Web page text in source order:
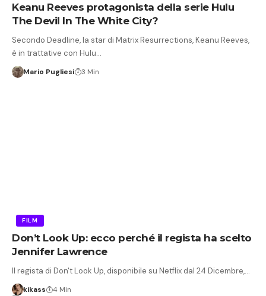
Keanu Reeves protagonista della serie Hulu
The Devil In The White City?
Secondo Deadline, la star di Matrix Resurrections, Keanu Reeves,
è in trattative con Hulu…
Mario Pugliesi 3 Min
FILM
Don’t Look Up: ecco perché il regista ha scelto
Jennifer Lawrence
Il regista di Don't Look Up, disponibile su Netflix dal 24 Dicembre,…
kikass 4 Min